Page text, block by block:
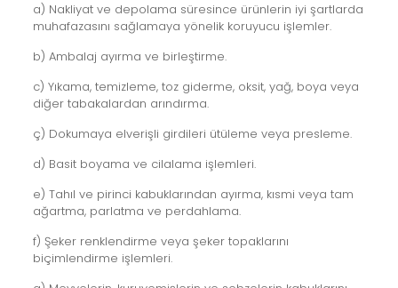
a) Nakliyat ve depolama süresince ürünlerin iyi şartlarda
muhafazasını sağlamaya yönelik koruyucu işlemler.
b) Ambalaj ayırma ve birleştirme.
c) Yıkama, temizleme, toz giderme, oksit, yağ, boya veya
diğer tabakalardan arındırma.
ç) Dokumaya elverişli girdileri ütüleme veya presleme.
d) Basit boyama ve cilalama işlemleri.
e) Tahıl ve pirinci kabuklarından ayırma, kısmi veya tam
ağartma, parlatma ve perdahlama.
f) Şeker renklendirme veya şeker topaklarını
biçimlendirme işlemleri.